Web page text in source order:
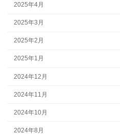
2025年4月
2025年3月
2025年2月
2025年1月
2024年12月
2024年11月
2024年10月
2024年8月